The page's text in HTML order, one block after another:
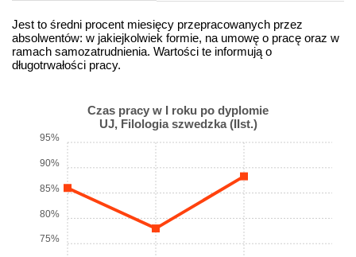
Jest to średni procent miesięcy przepracowanych przez
absolwentów: w jakiejkolwiek formie, na umowę o pracę oraz w
ramach samozatrudnienia. Wartości te informują o
długotrwałości pracy.
Czas pracy w I roku po dyplomie
UJ, Filologia szwedzka (IIst.)
75%
80%
85%
90%
95%